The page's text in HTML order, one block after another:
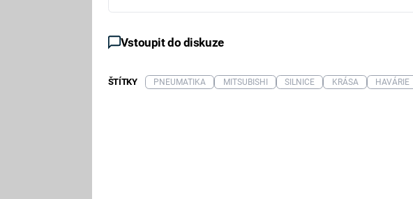
Vstoupit do diskuze
ŠTÍTKY PNEUMATIKA MITSUBISHI SILNICE KRÁSA HAVÁRIE